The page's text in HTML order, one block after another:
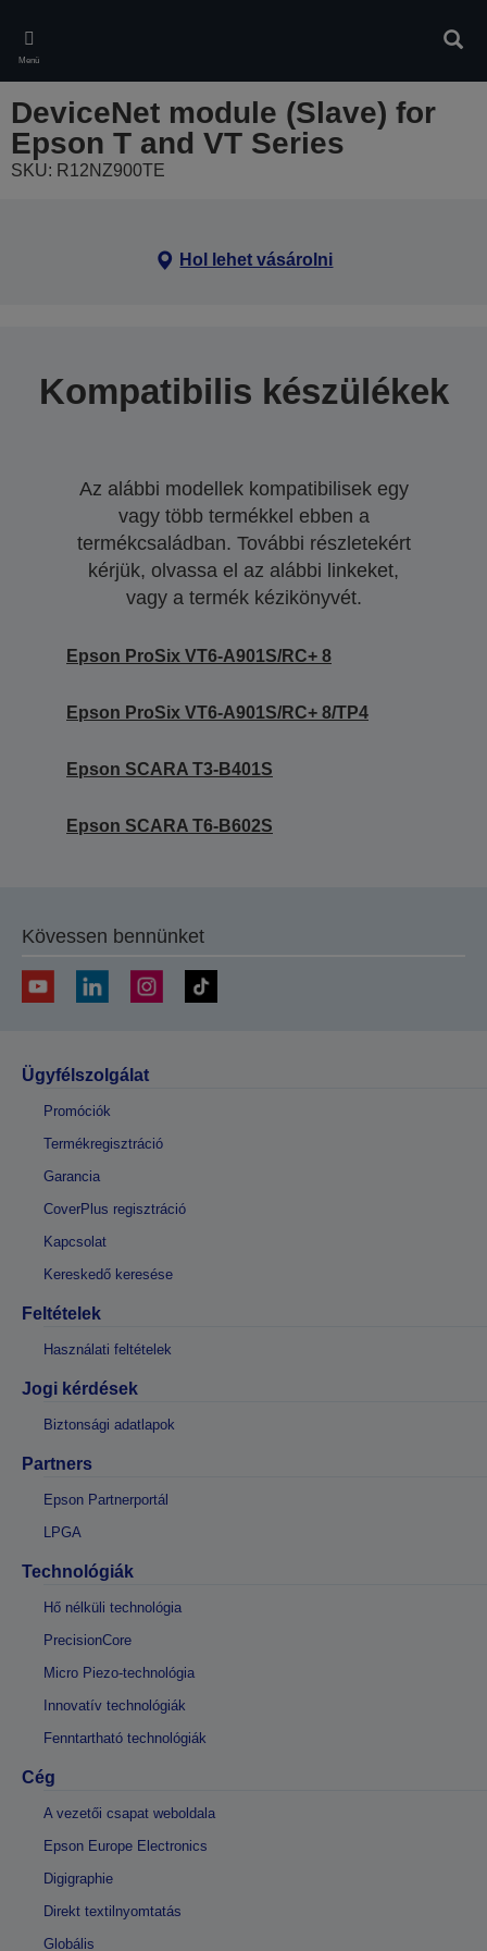
main
content
Menü
DeviceNet module (Slave) for
Epson T and VT Series
SKU: R12NZ900TE
Hol lehet vásárolni
Kompatibilis készülékek
Az alábbi modellek kompatibilisek egy
vagy több termékkel ebben a
termékcsaládban. További részletekért
kérjük, olvassa el az alábbi linkeket,
vagy a termék kézikönyvét.
Epson ProSix VT6-A901S/RC+ 8
Epson ProSix VT6-A901S/RC+ 8/TP4
Epson SCARA T3-B401S
Epson SCARA T6-B602S
Kövessen bennünket
Ügyfélszolgálat
Promóciók
Termékregisztráció
Garancia
CoverPlus regisztráció
Kapcsolat
Kereskedő keresése
Feltételek
Használati feltételek
Jogi kérdések
Biztonsági adatlapok
Partners
Epson Partnerportál
LPGA
Technológiák
Hő nélküli technológia
PrecisionCore
Micro Piezo-technológia
Innovatív technológiák
Fenntartható technológiák
Cég
A vezetői csapat weboldala
Epson Europe Electronics
Digigraphie
Direkt textilnyomtatás
Globális